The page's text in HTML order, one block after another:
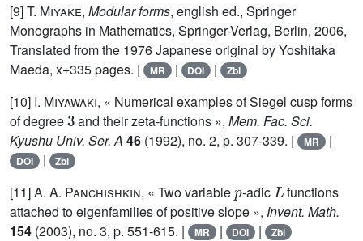
[9]T. Miyake, Modular forms, english ed., Springer
Monographs in Mathematics, Springer-Verlag, Berlin, 2006,
Translated from the 1976 Japanese original by Yoshitaka
Maeda, x+335 pages. |
MR | DOI | Zbl
[10] I. Miyawaki, « Numerical examples of Siegel cusp forms
of degree
3
and their zeta-functions »,Mem. Fac. Sci.
Kyushu Univ. Ser. A 46 (1992), no. 2, p. 307-339. | MR |
DOI | Zbl
[11]A. A. Panchishkin, « Two variable -adic
functions
attached to eigenfamilies of positive slope », Invent. Math.
154 (2003), no. 3, p. 551-615. | MR | DOI | Zbl